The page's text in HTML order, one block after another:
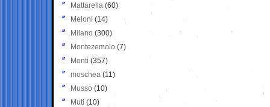
Mattarella (60)
Meloni (14)
Milano (300)
Montezemolo (7)
Monti (357)
moschea (11)
Musso (10)
Muti (10)